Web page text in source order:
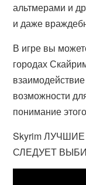
альтмерами и
и даже
В игре вы
городах
возможности
понимание
Skyrim
СЛЕДУЕТ